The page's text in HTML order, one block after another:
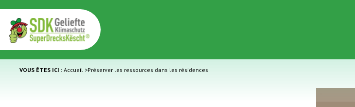
VOUS ÊTES ICI : Accueil >Préserver les ressources dans les résidences